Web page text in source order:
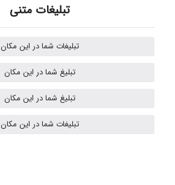
تبلیغات متنی
تبلیغات شما در این مکان
تبلیغ شما در این مکان
تبلیغ شما در این مکان
تبلیغات شما در این مکان